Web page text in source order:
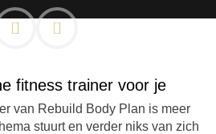
fitness trainer voor je
van Rebuild Body Plan is meer
stuurt en verder niks van zich